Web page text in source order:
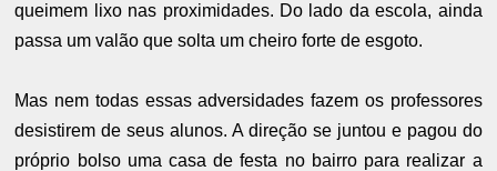
queimem lixo nas proximidades. Do lado da escola, ainda
passa um valão que solta um cheiro forte de esgoto.
Mas nem todas essas adversidades fazem os professores
desistirem de seus alunos. A direção se juntou e pagou do
próprio bolso uma casa de festa no bairro para realizar a